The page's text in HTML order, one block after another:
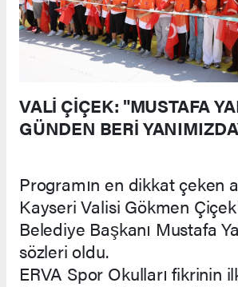
VALİ ÇİÇEK: "MUSTAFA
GÜNDEN BERİ
Programın en dikkat çeken
Kayseri Valisi Gökmen
Belediye Başkanı Mustafa
sözleri oldu.
ERVA Spor Okulları fikrinin